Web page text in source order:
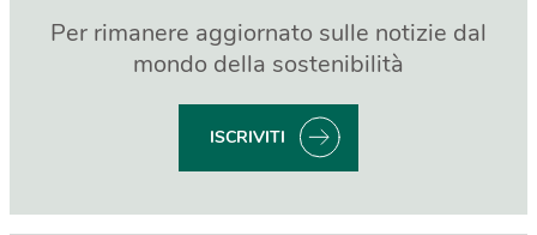
Per rimanere aggiornato sulle notizie dal
mondo della sostenibilità
ISCRIVITI